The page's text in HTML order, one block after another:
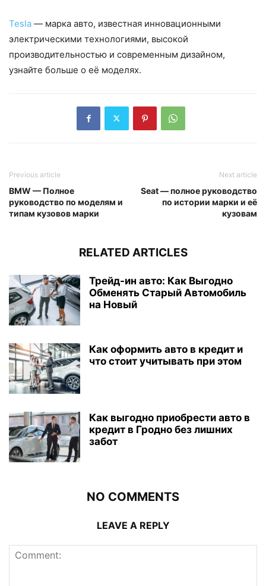
Tesla — марка авто, известная инновационными
электрическими технологиями, высокой
производительностью и современным дизайном,
узнайте больше о её моделях.
Previous article
BMW — Полное
руководство по моделям и
типам кузовов марки
Next article
Seat — полное руководство
по истории марки и её
кузовам
RELATED ARTICLES
Трейд-ин авто: Как Выгодно
Обменять Старый Автомобиль
на Новый
Как оформить авто в кредит и
что стоит учитывать при этом
Как выгодно приобрести авто в
кредит в Гродно без лишних
забот
NO COMMENTS
LEAVE A REPLY